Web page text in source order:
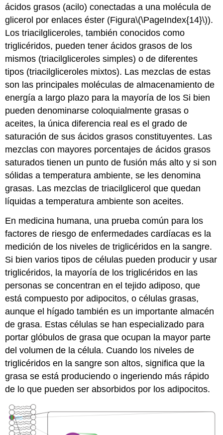
ácidos grasos (acilo) conectadas a una molécula de
glicerol por enlaces éster (Figura\(\PageIndex{14}\)).
Los triacilgliceroles, también conocidos como
triglicéridos, pueden tener ácidos grasos de los
mismos (triacilgliceroles simples) o de diferentes
tipos (triacilgliceroles mixtos). Las mezclas de estas
son las principales moléculas de almacenamiento de
energía a largo plazo para la mayoría de los Si bien
pueden denominarse coloquialmente grasas o
aceites, la única diferencia real es el grado de
saturación de sus ácidos grasos constituyentes. Las
mezclas con mayores porcentajes de ácidos grasos
saturados tienen un punto de fusión más alto y si son
sólidas a temperatura ambiente, se les denomina
grasas. Las mezclas de triacilglicerol que quedan
líquidas a temperatura ambiente son aceites.
En medicina humana, una prueba común para los
factores de riesgo de enfermedades cardíacas es la
medición de los niveles de triglicéridos en la sangre.
Si bien varios tipos de células pueden producir y usar
triglicéridos, la mayoría de los triglicéridos en las
personas se concentran en el tejido adiposo, que
está compuesto por adipocitos, o células grasas,
aunque el hígado también es un importante almacén
de grasa. Estas células se han especializado para
portar glóbulos de grasa que ocupan la mayor parte
del volumen de la célula. Cuando los niveles de
triglicéridos en la sangre son altos, significa que la
grasa se está produciendo o ingeriendo más rápido
de lo que pueden ser absorbidos por los adipocitos.